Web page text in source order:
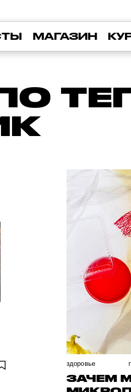
МАГАЗИН
здоровье
ЗАЧЕМ